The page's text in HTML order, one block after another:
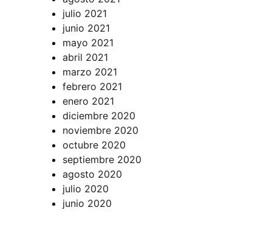
julio 2021
junio 2021
mayo 2021
abril 2021
marzo 2021
febrero 2021
enero 2021
diciembre 2020
noviembre 2020
octubre 2020
septiembre 2020
agosto 2020
julio 2020
junio 2020